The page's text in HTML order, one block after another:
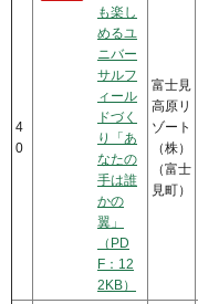
4
0
も楽し
めるユ
ニバー
サルフ
ィール
ドづく
り「あ
なたの
手は誰
かの
翼」
（PD
F：12
2KB）
富士見
高原リ
ゾート
（株）
（富士
見町）